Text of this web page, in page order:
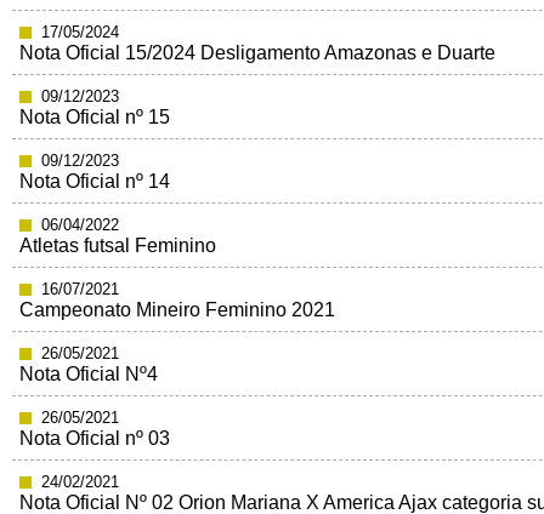
17/05/2024
Nota Oficial 15/2024 Desligamento Amazonas e Duarte
09/12/2023
Nota Oficial nº 15
09/12/2023
Nota Oficial nº 14
06/04/2022
Atletas futsal Feminino
16/07/2021
Campeonato Mineiro Feminino 2021
26/05/2021
Nota Oficial Nº4
26/05/2021
Nota Oficial nº 03
24/02/2021
Nota Oficial Nº 02 Orion Mariana X America Ajax categoria